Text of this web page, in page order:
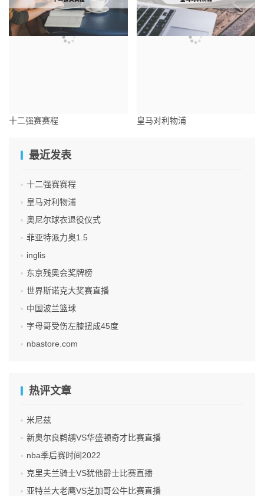
十二强赛赛程 皇马对利物浦
最近发表
十二强赛赛程
皇马对利物浦
奥尼尔球衣退役仪式
菲亚特派力奥1.5
inglis
东京残奥会奖牌榜
世界斯诺克大奖赛直播
中国波兰篮球
字母哥受伤左膝扭成45度
nbastore.com
热评文章
米尼兹
新奥尔良鹈鹕VS华盛顿奇才比赛直播
nba季后赛时间2022
克里夫兰骑士VS犹他爵士比赛直播
亚特兰大老鹰VS芝加哥公牛比赛直播